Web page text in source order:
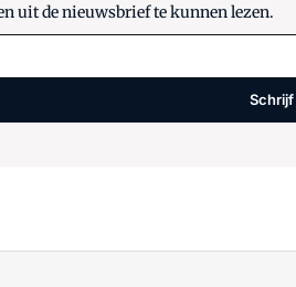
uit de nieuwsbrief te kunnen lezen.
Schrijf